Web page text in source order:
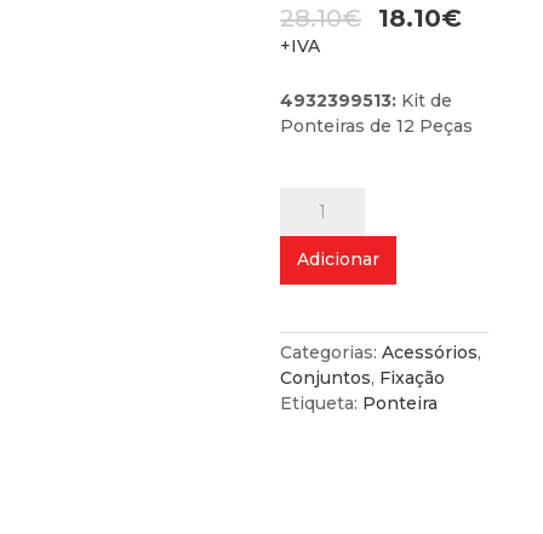
28.10€
O
era:
28.10€.
18.10€
O
atual
é:
+IVA
4932399513: Kit de
Ponteiras de 12 Peças
Kit
12
Peças
Adicionar
Categorias:Acessórios,
Conjuntos, Fixação
Etiqueta: Ponteira